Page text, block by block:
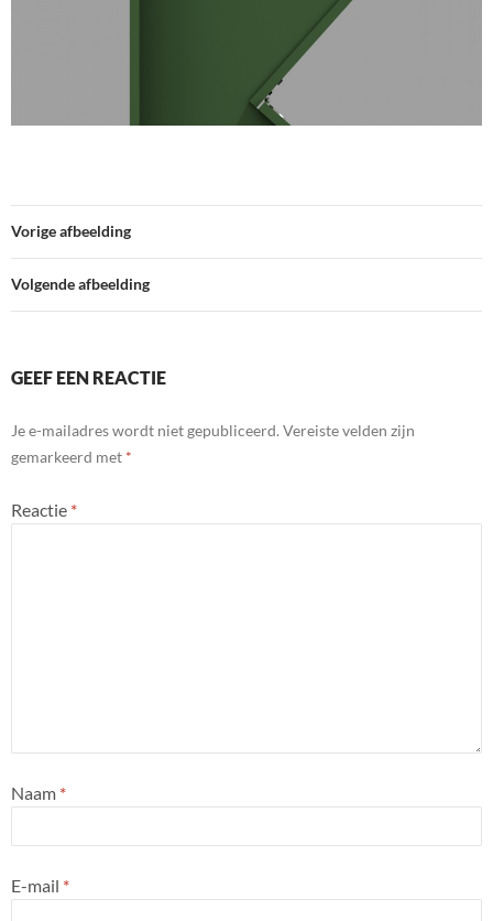
Vorige afbeelding
Volgende afbeelding
GEEF EEN REACTIE
Je e-mailadres wordt niet gepubliceerd. Vereiste velden zijn
gemarkeerd met *
Reactie *
Naam *
E-mail *